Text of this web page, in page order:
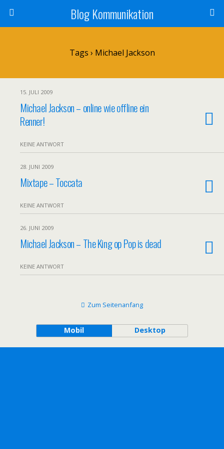
Blog Kommunikation
Tags › Michael Jackson
15. JULI 2009
Michael Jackson – online wie offline ein
Renner!
KEINE ANTWORT
28. JUNI 2009
Mixtape – Toccata
KEINE ANTWORT
26. JUNI 2009
Michael Jackson – The King op Pop is dead
KEINE ANTWORT
Zum Seitenanfang
Mobil Desktop